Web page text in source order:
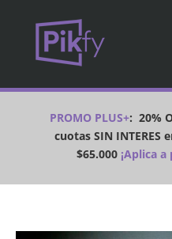
PROMO PLUS+:20%
cuotas SIN INTERES
$65.000¡Aplica a